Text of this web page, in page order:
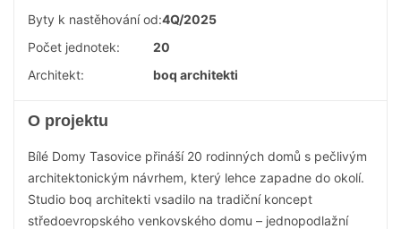
Byty k nastěhování od:4Q/2025
Počet jednotek:
20
Architekt:
boq architekti
O projektu
Bílé Domy Tasovice přináší 20 rodinných domů s pečlivým
architektonickým návrhem, který lehce zapadne do okolí.
Studio boq architekti vsadilo na tradiční koncept
středoevropského venkovského domu – jednopodlažní